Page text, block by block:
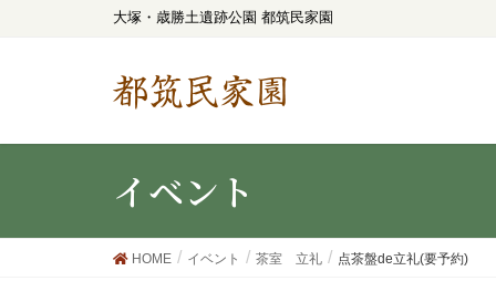
大塚・歳勝土遺跡公園 都筑民家園
都筑民家園
イベント
HOME イベント 茶室 立礼 点茶盤de立礼(要予約)